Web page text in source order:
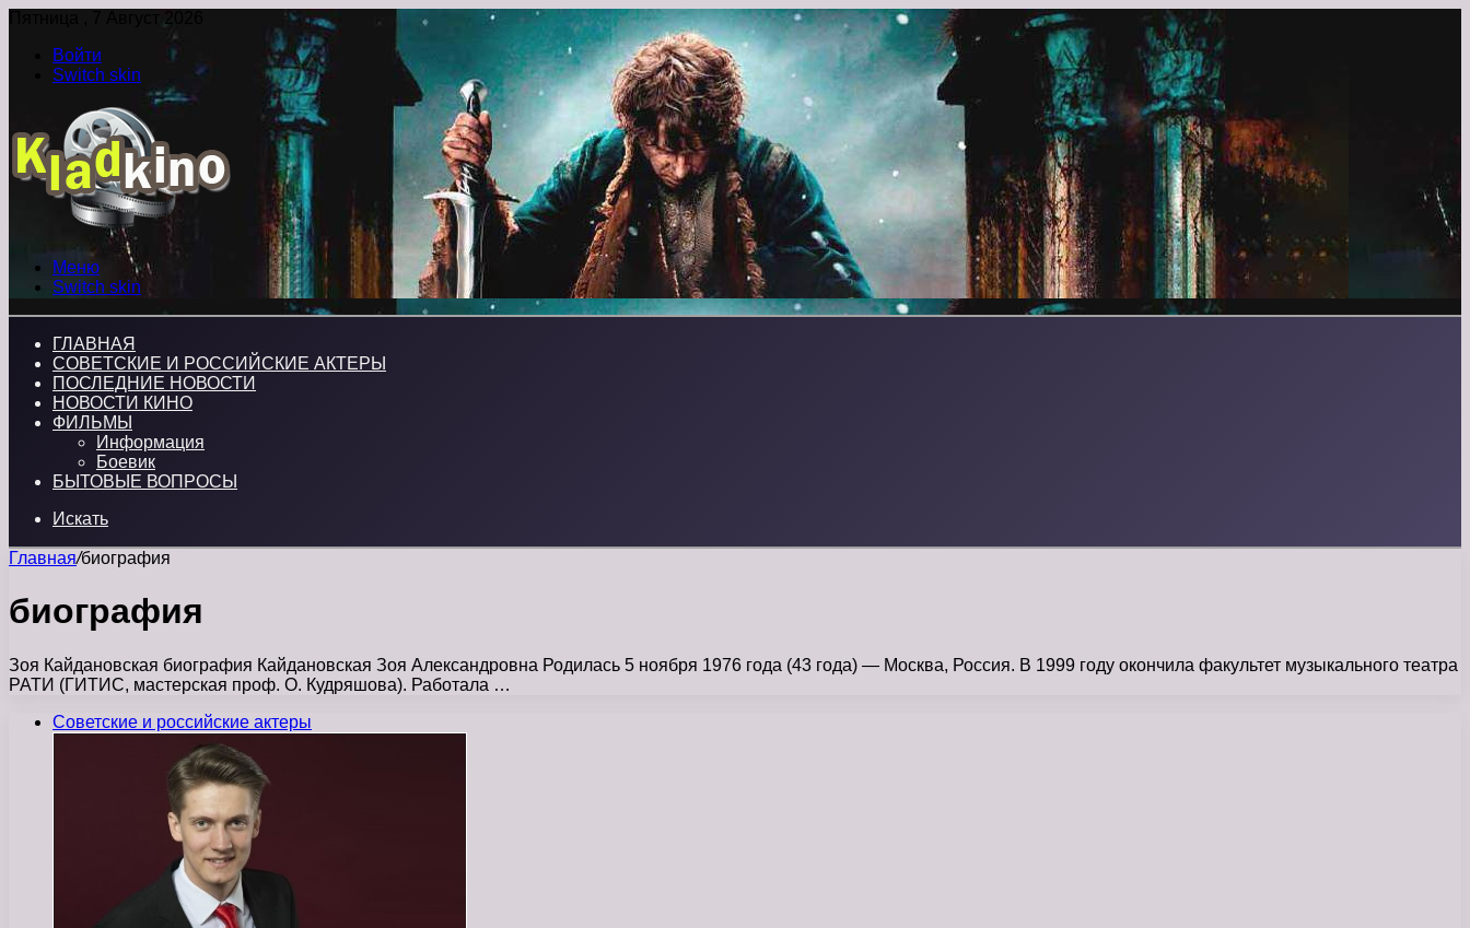
Пятница , 7 Август 2026
Войти
Switch skin
Меню
Switch skin
ГЛАВНАЯ
СОВЕТСКИЕ И РОССИЙСКИЕ АКТЕРЫ
ПОСЛЕДНИЕ НОВОСТИ
НОВОСТИ КИНО
ФИЛЬМЫ
Информация
Боевик
БЫТОВЫЕ ВОПРОСЫ
Искать
Главная/биография
биография
Зоя Кайдановская биография Кайдановская Зоя Александровна Родилась 5 ноября 1976 года (43 года) — Москва, Россия. В 1999 году окончила факультет музыкального театра
РАТИ (ГИТИС, мастерская проф. О. Кудряшова). Работала …
Советские и российские актеры